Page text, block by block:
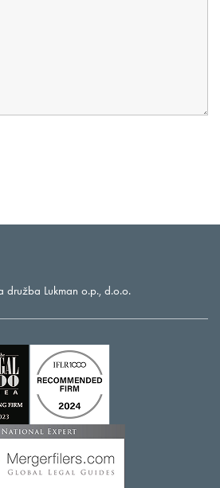
družba Lukman o.p., d.o.o.